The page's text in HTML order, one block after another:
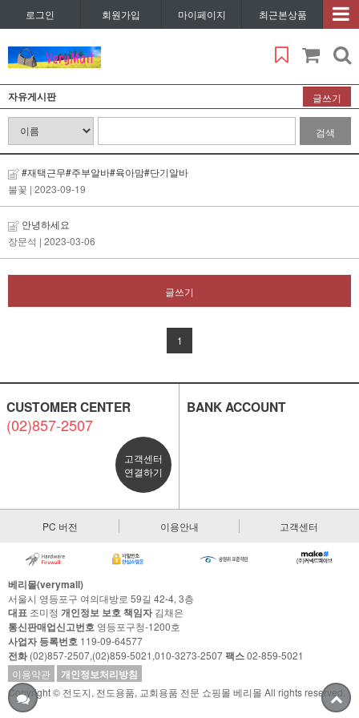
로그인 회원가입 마이페이지 최근본상품
자유게시판 글쓰기
검색
#재택근무#주부알바#육아맘#단기알바
불꽃 | 2023-09-19
안녕하세요
장문석 | 2023-03-06
글쓰기
1
CUSTOMER CENTER
(02)857-2507
고객센터
연결하기
BANK ACCOUNT
PC 버전 이용안내 고객센터
베리몰(verymall)
서울시 영등포구 여의대방로 59길 42-4, 3층
대표 조미정 개인정보 보호 책임자김채은
통신판매업신고번호 영등포구청-1200호
사업자 등록번호 119-09-64577
전화(02)857-2507,(02)859-5021,010-3273-2507팩스02-859-5021
이용약관
개인정보처리방침
Copyright © 전도지, 전도용품, 교회용품 전문 쇼핑몰 베리몰 All rights reserved.